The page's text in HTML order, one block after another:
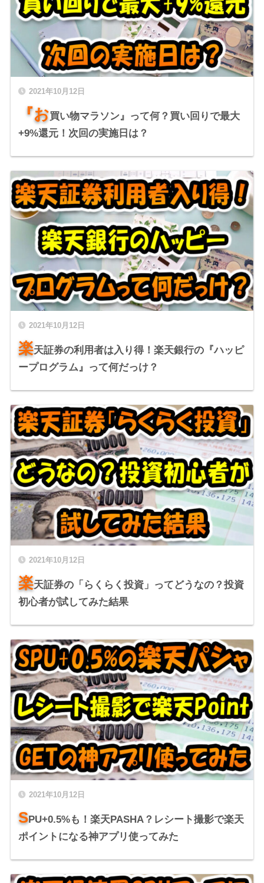
2021年10月12日
『お買い物マラソン』って何？買い回りで最大
+9%還元！次回の実施日は？
2021年10月12日
楽天証券の利用者は入り得！楽天銀行の『ハッピ
ープログラム』って何だっけ？
2021年10月12日
楽天証券の「らくらく投資」ってどうなの？投資
初心者が試してみた結果
2021年10月12日
SPU+0.5%も！楽天PASHA？レシート撮影で楽天
ポイントになる神アプリ使ってみた